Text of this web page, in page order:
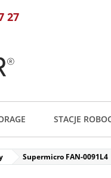
27
STACJE
Supermicro FAN-0091L4